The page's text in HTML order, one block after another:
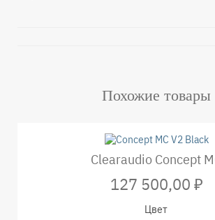
Похожие товары
Clearaudio Concept
127 500,00 ₽
Цвет